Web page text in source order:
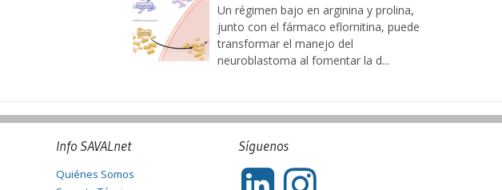
Un régimen bajo en arginina y prolina,
junto con el fármaco eflornitina, puede
transformar el manejo del
neuroblastoma al fomentar la d...
Info SAVALnet
Quiénes Somos
Síguenos